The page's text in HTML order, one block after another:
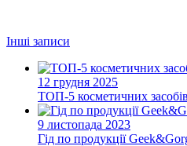
Інші записи
12 грудня 2025
ТОП-5 косметичних
9 листопада 2023
Гід по продукції